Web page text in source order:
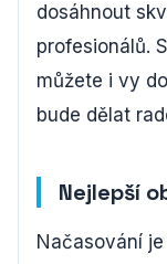
dosáhnout
profesionálů.
můžete i vy
bude dělat
Nejlepší
Načasování